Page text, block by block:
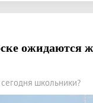
ожидаются
школьники?